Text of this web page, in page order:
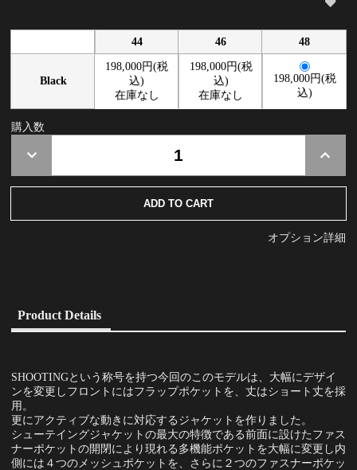
44 46 48
Black
198,000円(税
込)
在庫なし
198,000円(税
込)
在庫なし
198,000円(税
込)
購入数
オプション詳細
Product Details
SHOOTINGという称号を持つ今回のこのモデルは、大幅にデザイ
ンを変更しフロントにはフラップポケットを、丈はショート丈を採
用。
更にアクティブな動きに対応するジャケットを作りました。
シューテイングジャケットの最大の特徴である前面に設けたファス
ナーポケットの開閉により現れる多機能ポケットを大幅に変更し内
側には４つのメッシュポケットを、さらに２つのファスナーポケッ